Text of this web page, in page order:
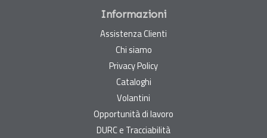
Informazioni
Assistenza Clienti
Chi siamo
Privacy Policy
Cataloghi
Volantini
Opportunità di lavoro
DURC e Tracciabilità